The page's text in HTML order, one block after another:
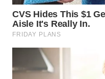
WN
CIREBON
INDRAMAYU